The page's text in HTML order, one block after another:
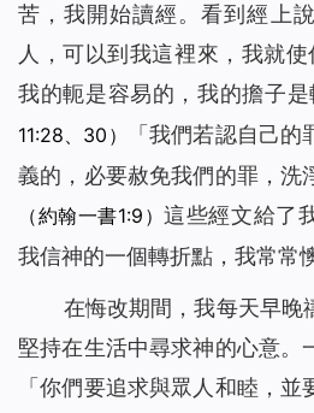
苦，我開始讀經。看到經上說
人，可以到我這裡來，我就
我的軛是容易的，我的擔子是
11:28、30）
「我們若認自己
義的，必要赦免我們的罪，洗
（約翰一書1:9）這些經文給了
我信神的一個轉折點，我常常
在悔改期間，我每天早晚
堅持在生活中尋求神的心意。
「你們要追求與眾人和睦，